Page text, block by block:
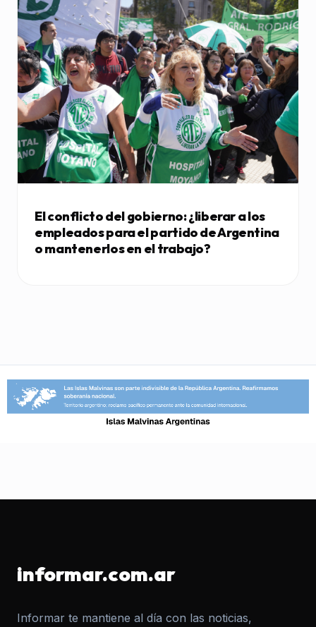
El conflicto del gobierno: ¿liberar a los
empleados para el partido de Argentina
o mantenerlos en el trabajo?
informar.com.ar
Informar te mantiene al día con las noticias,